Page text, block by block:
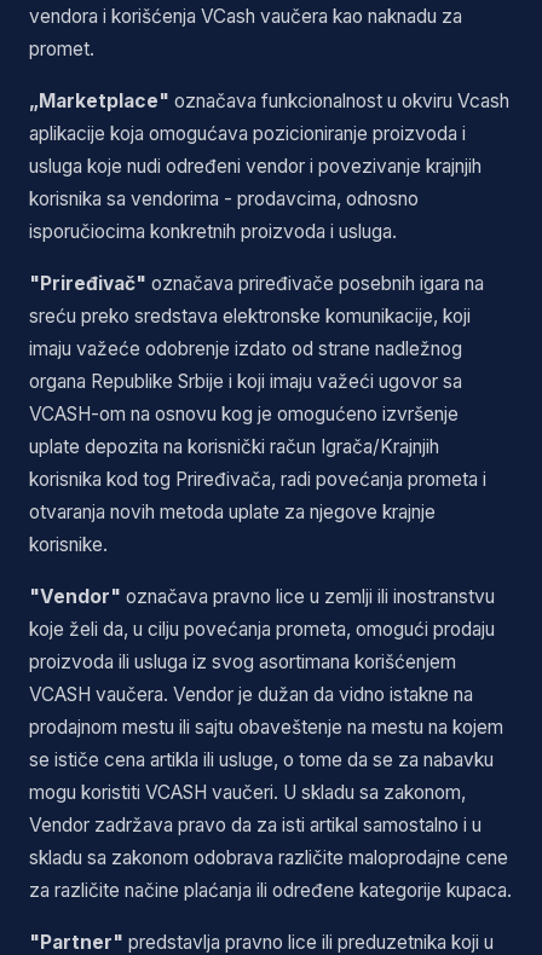
vendora i korišćenja VCash vaučera kao naknadu za
promet.
„Marketplace" označava funkcionalnost u okviru Vcash
aplikacije koja omogućava pozicioniranje proizvoda i
usluga koje nudi određeni vendor i povezivanje krajnjih
korisnika sa vendorima - prodavcima, odnosno
isporučiocima konkretnih proizvoda i usluga.
"Priređivač" označava priređivače posebnih igara na
sreću preko sredstava elektronske komunikacije, koji
imaju važeće odobrenje izdato od strane nadležnog
organa Republike Srbije i koji imaju važeći ugovor sa
VCASH-om na osnovu kog je omogućeno izvršenje
uplate depozita na korisnički račun Igrača/Krajnjih
korisnika kod tog Priređivača, radi povećanja prometa i
otvaranja novih metoda uplate za njegove krajnje
korisnike.
"Vendor" označava pravno lice u zemlji ili inostranstvu
koje želi da, u cilju povećanja prometa, omogući prodaju
proizvoda ili usluga iz svog asortimana korišćenjem
VCASH vaučera. Vendor je dužan da vidno istakne na
prodajnom mestu ili sajtu obaveštenje na mestu na kojem
se ističe cena artikla ili usluge, o tome da se za nabavku
mogu koristiti VCASH vaučeri. U skladu sa zakonom,
Vendor zadržava pravo da za isti artikal samostalno i u
skladu sa zakonom odobrava različite maloprodajne cene
za različite načine plaćanja ili određene kategorije kupaca.
"Partner" predstavlja pravno lice ili preduzetnika koji u